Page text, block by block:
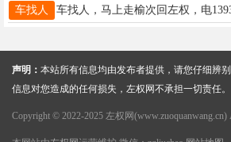
车找人 车找人，马上走榆次回左权，电
声明： 本站所有信息均由发布者提供，请您仔细辨
信息对您造成的任何损失，左权网不承担一切责任。
Copyright © 2022-2025 左权网(www.zuoquanwang.cn)